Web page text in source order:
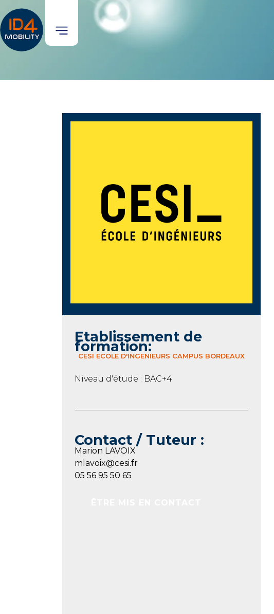
Etablissement de
formation:
CESI ECOLE D'INGENIEURS CAMPUS BORDEAUX
Niveau d'étude : BAC+4
Contact / Tuteur :
Marion LAVOIX
mlavoix@cesi.fr
05 56 95 50 65